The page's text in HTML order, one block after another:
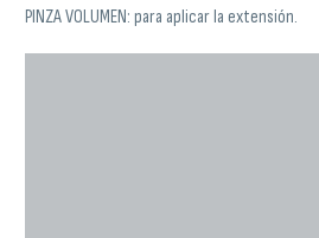
PINZA VOLUMEN: para aplicar la extensión.